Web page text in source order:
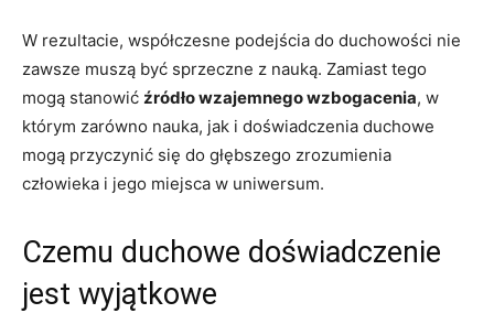
W rezultacie, ⁢współczesne podejścia do duchowości nie
zawsze‍ muszą być sprzeczne ‌z nauką. ​Zamiast​ tego
mogą stanowić źródło​ wzajemnego wzbogacenia, w
którym zarówno​ nauka, ​jak⁤ i doświadczenia duchowe⁤
mogą przyczynić ‍się ‍do głębszego zrozumienia
człowieka i jego miejsca ⁤w uniwersum.
Czemu⁢ duchowe doświadczenie‌
jest wyjątkowe